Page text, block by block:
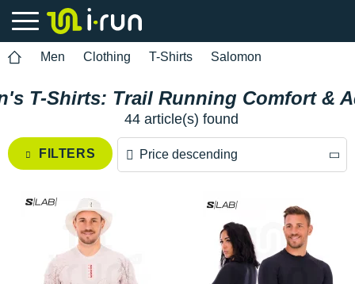
Men Clothing T-Shirts Salomon
T-Shirts: Trail Running Comfort &
44 article(s) found
FILTERS Price descending